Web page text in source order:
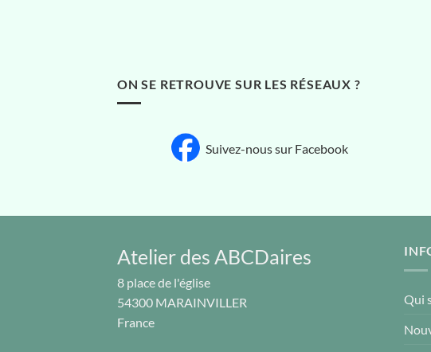
ON SE RETROUVE SUR LES RÉSEAUX ?
Suivez-nous sur Facebook
Atelier des ABCDaires
8 place de l'église
54300 MARAINVILLER
France
Qui